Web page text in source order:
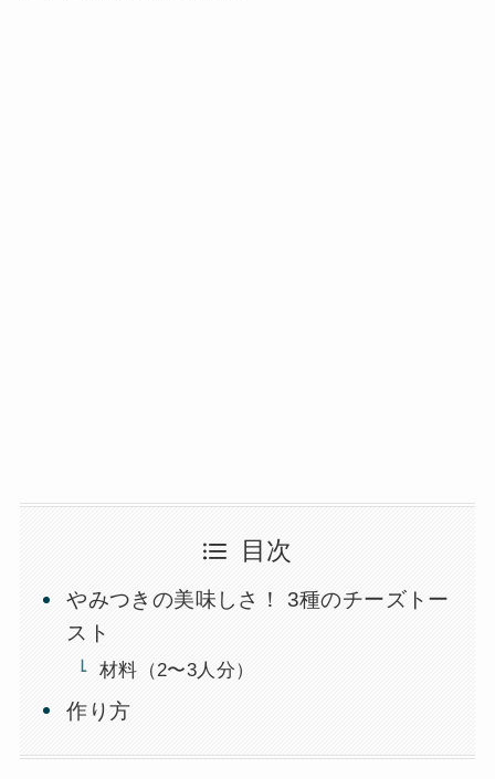
目次
やみつきの美味しさ！ 3種のチーズトー
スト
材料（2〜3人分）
作り方